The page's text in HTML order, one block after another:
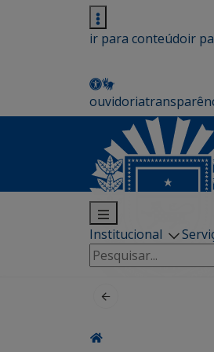
ir para conteúdoir
ouvidoria
Institucional
Pesquisar
por: